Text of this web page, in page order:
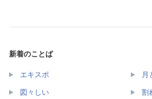
新着のことば
エキスポ 月
図々しい 割